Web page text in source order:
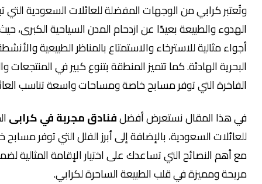
كرابي من الوجهات المفضلة للعائلات السعودية التي تبحث عن
والطبيعة بعيدًا عن ازدحام المدن السياحية الكبرى، حيث توفر
للاسترخاء والاستمتاع بالمناظر الطبيعية والأنشطة
الهادئة. كما تتميز المنطقة بتنوع كبير في المنتجعات والفلل
التي توفر مسابح خاصة ومساحات واسعة تناسب العائلات.
المقال نستعرض أفضلفنادق مجربة في كرابىالمناسبة
السعودية، بالإضافة إلى أبرز الفلل التي توفر مسابح خاصة،
النصائح التي تساعدك على اختيار الإقامة المثالية لضمان رحلة
ومميزة في قلب الطبيعة الساحرة لكرابي.